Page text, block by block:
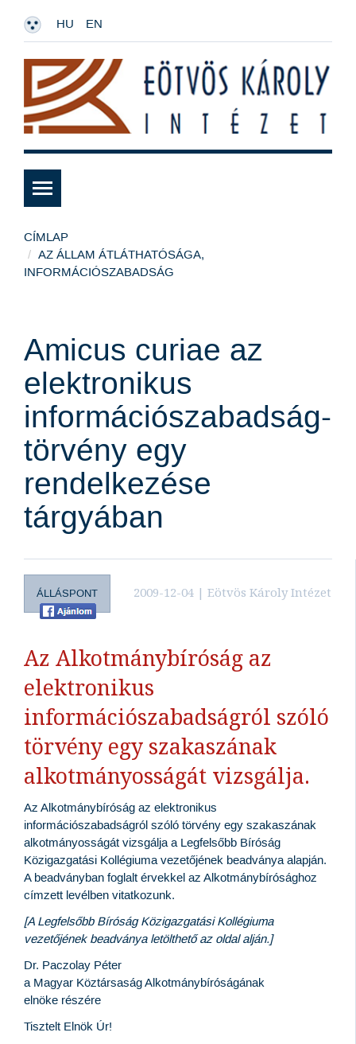
HU EN
CÍMLAP
AZ ÁLLAM ÁTLÁTHATÓSÁGA,
INFORMÁCIÓSZABADSÁG
Amicus curiae az
elektronikus
információszabadság-
törvény egy
rendelkezése
tárgyában
ÁLLÁSPONT 2009-12-04 | Eötvös Károly Intézet
Az Alkotmánybíróság az
elektronikus
információszabadságról szóló
törvény egy szakaszának
alkotmányosságát vizsgálja.
Az Alkotmánybíróság az elektronikus
információszabadságról szóló törvény egy szakaszának
alkotmányosságát vizsgálja a Legfelsőbb Bíróság
Közigazgatási Kollégiuma vezetőjének beadványa alapján.
A beadványban foglalt érvekkel az Alkotmánybírósághoz
címzett levélben vitatkozunk.
[A Legfelsőbb Bíróság Közigazgatási Kollégiuma
vezetőjének beadványa letölthető az oldal alján.]
Dr. Paczolay Péter
a Magyar Köztársaság Alkotmánybíróságának
elnöke részére
Tisztelt Elnök Úr!